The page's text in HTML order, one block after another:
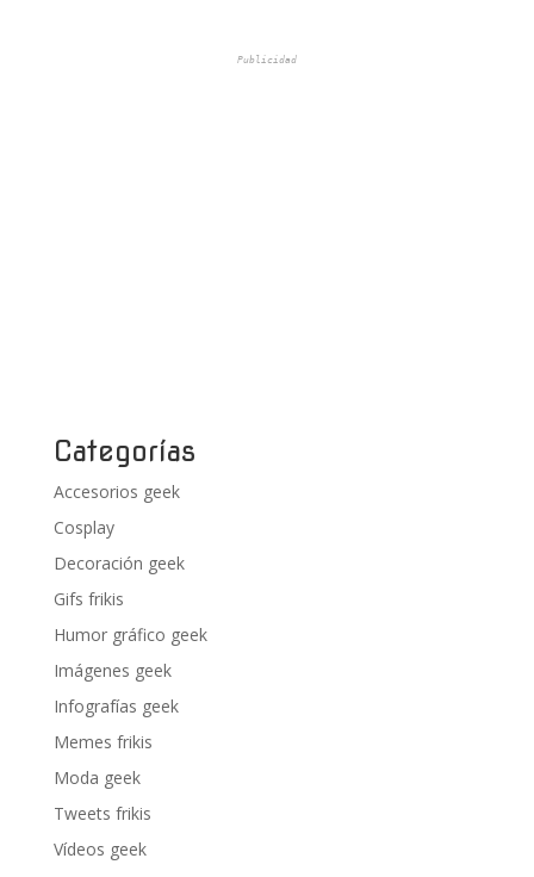
Publicidad
Categorías
Accesorios geek
Cosplay
Decoración geek
Gifs frikis
Humor gráfico geek
Imágenes geek
Infografías geek
Memes frikis
Moda geek
Tweets frikis
Vídeos geek